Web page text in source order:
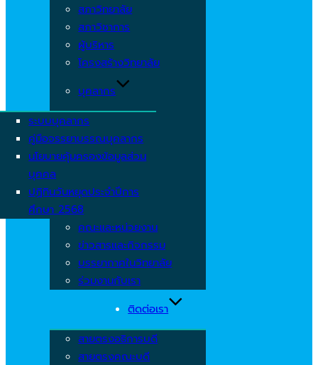
สภาวิทยาลัย
สภาวิชาการ
ผู้บริหาร
โครงสร้างวิทยาลัย
บุคลากร
ระบบบุคลากร
คู่มือจรรยาบรรณบุคลากร
นโยบายคุ้มครองข้อมูลส่วน
บุคคล
ปฏิทินวันหยุดประจำปีการ
ศึกษา 2568
คณะและหน่วยงาน
ข่าวสารและกิจกรรม
บรรยากาศในวิทยาลัย
ร่วมงานกับเรา
ติดต่อเรา
สายตรงอธิการบดี
สายตรงคณะบดี